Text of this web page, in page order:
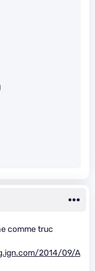
comme truc
2014/09/A